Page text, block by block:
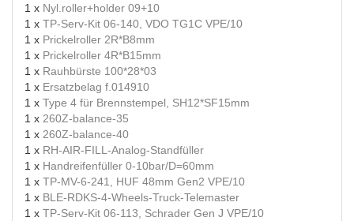
1 x Nyl.roller+holder 09+10
1 x TP-Serv-Kit 06-140, VDO TG1C VPE/10
1 x Prickelroller 2R*B8mm
1 x Prickelroller 4R*B15mm
1 x Rauhbürste 100*28*03
1 x Ersatzbelag f.014910
1 x Type 4 für Brennstempel, SH12*SF15mm
1 x 260Z-balance-35
1 x 260Z-balance-40
1 x RH-AIR-FILL-Analog-Standfüller
1 x Handreifenfüller 0-10bar/D=60mm
1 x TP-MV-6-241, HUF 48mm Gen2 VPE/10
1 x BLE-RDKS-4-Wheels-Truck-Telemaster
1 x TP-Serv-Kit 06-113, Schrader Gen J VPE/10